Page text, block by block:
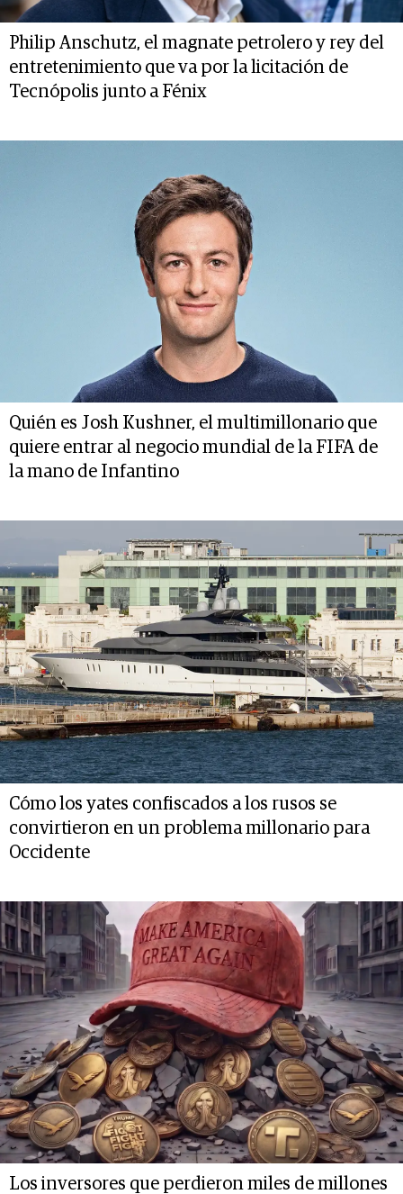
Philip Anschutz, el magnate petrolero y rey del
entretenimiento que va por la licitación de
Tecnópolis junto a Fénix
Quién es Josh Kushner, el multimillonario que
quiere entrar al negocio mundial de la FIFA de
la mano de Infantino
Cómo los yates confiscados a los rusos se
convirtieron en un problema millonario para
Occidente
Los inversores que perdieron miles de millones